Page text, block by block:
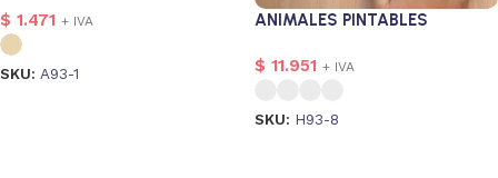
$ 1.471 + IVA
SKU: A93-1
ANIMALES PINTABLES
$ 11.951 + IVA
SKU: H93-8